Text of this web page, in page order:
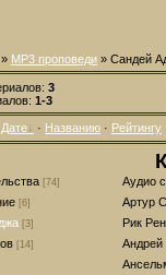
» MP3 проповеди » Сандей
3
1-3
Дате · Названию · Рейтингу
[74]
Аудио
[6]
Артур
[3]
Рик
[14]